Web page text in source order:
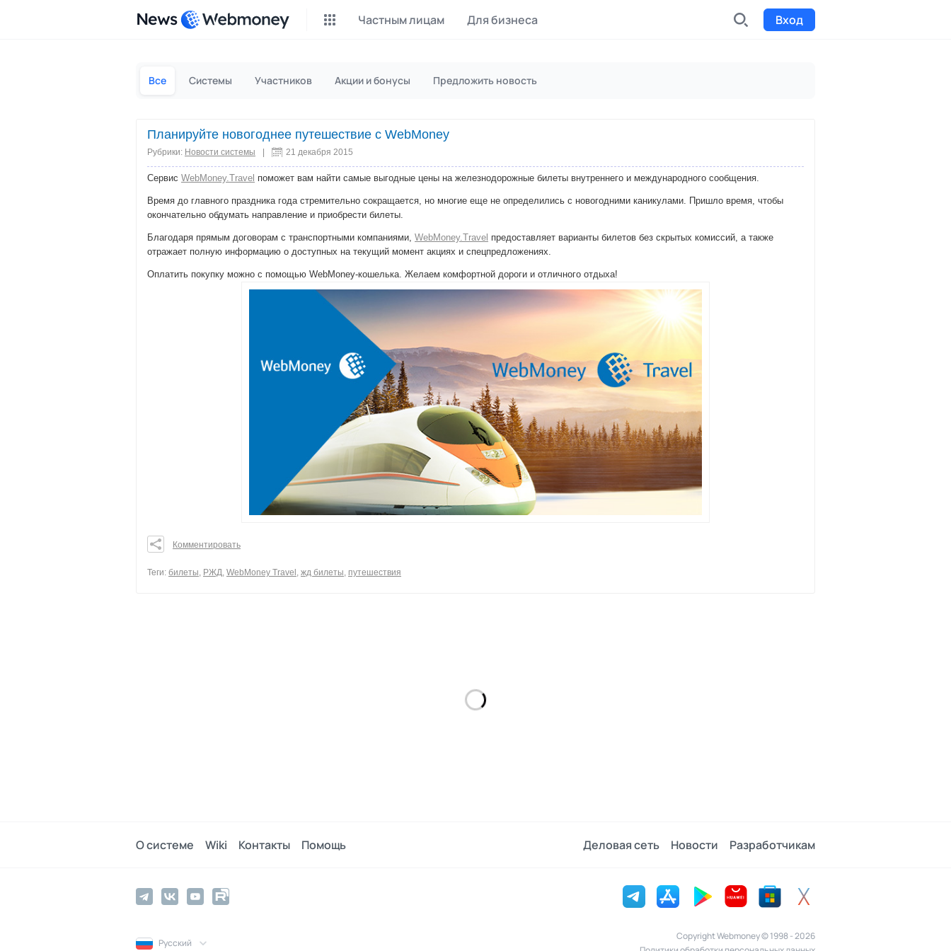
News Частным лицам Для бизнеса Вход
P2P обмен
Инструмент для добычи
CashBox
Оплата за действие
Донаты
Вознаграждения от зрителей
Коллективные покупки
Сервис совместных закупок
Билеты на мероприятия
Выпуск и продажа билетов
Фриланс-биржа
Все Системы Участников Акции и бонусы Предложить новость
Планируйте новогоднее путешествие с WebMoney
Рубрики: Новости системы 21 декабря 2015
Сервис WebMoney.Travel поможет вам найти самые выгодные цены на железнодорожные билеты внутреннего и международного сообщения.
Время до главного праздника года стремительно сокращается, но многие еще не определились с новогодними каникулами. Пришло время, чтобы
окончательно обдумать направление и приобрести билеты.
Благодаря прямым договорам с транспортными компаниями, WebMoney.Travel предоставляет варианты билетов без скрытых комиссий, а также
отражает полную информацию о доступных на текущий момент акциях и спецпредложениях.
Оплатить покупку можно с помощью WebMoney-кошелька. Желаем комфортной дороги и отличного отдыха!
0
Комментировать
Теги: билеты РЖД WebMoney Travel жд билеты путешествия
О системе Wiki Контакты Помощь Деловая сеть Новости Разработчикам
Русский
Copyright Webmoney © 1998 - 2026